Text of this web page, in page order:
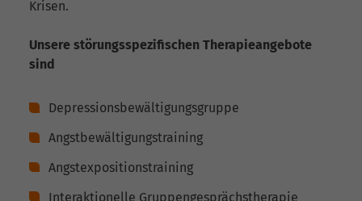
Krisen.
Unsere störungsspezifischen Therapieangebote
sind
Depressionsbewältigungsgruppe
Angstbewältigungstraining
Angstexpositionstraining
Interaktionelle Gruppengesprächstherapie